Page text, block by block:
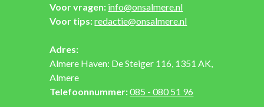
Voor vragen: info@onsalmere.nl
Voor tips:redactie@onsalmere.nl
Adres:
Almere Haven: De Steiger 116, 1351 AK,
Almere
Telefoonnummer:085 - 080 51 96